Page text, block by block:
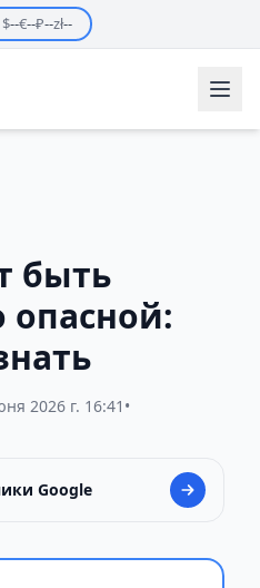
$--€--₽--zł--
быть
опасной:
2026 г. 16:41 •
Google